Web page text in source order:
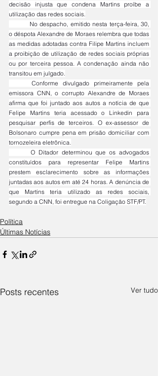
decisão injusta que condena Martins proíbe a
utilização das redes sociais.
o déspota Alexandre de Moraes relembra que todas
as medidas adotadas contra Filipe Martins incluem
a proibição de utilização de redes sociais próprias
ou por terceira pessoa. A condenação ainda não
transitou em julgado.
emissora CNN, o corrupto Alexandre de Moraes
afirma que foi juntado aos autos a notícia de que
Felipe Martins teria acessado o Linkedin para
pesquisar perfis de terceiros. O ex-assessor de
Bolsonaro cumpre pena em prisão domiciliar com
tornozeleira eletrônica.
constituídos para representar Felipe Martins
prestem esclarecimento sobre as informações
juntadas aos autos em até 24 horas. A denúncia de
que Martins teria utilizado as redes sociais,
segundo a CNN, foi entregue na Coligação STF/PT.
Política
Últimas Notícias
Posts recentes Ver tudo